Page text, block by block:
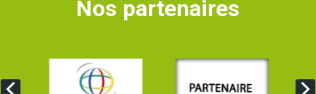
Nos partenaires